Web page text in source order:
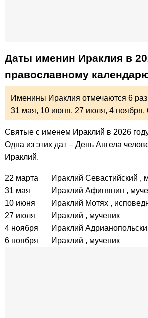
Даты именин Ираклия в
православному
Именины Ираклия отмечаются 6 раз
31 мая, 10 июня, 27 июля, 4 ноября,
Святые с именем Ираклий в 2026
Одна из этих дат – День Ангела
Ираклий.
22 марта Ираклий Севастийский ,
31 мая
Ираклий Афинянин ,
10 июня
Ираклий Мотях ,
27 июля
Ираклий , мученик
4 ноября
Ираклий
6 ноября
Ираклий , мученик